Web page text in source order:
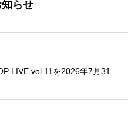
らせ
LIVE vol.11を2026年7月31